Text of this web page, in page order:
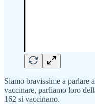
Siamo bravissime a parlare
vaccinare, parliamo loro
162 si vaccinano.